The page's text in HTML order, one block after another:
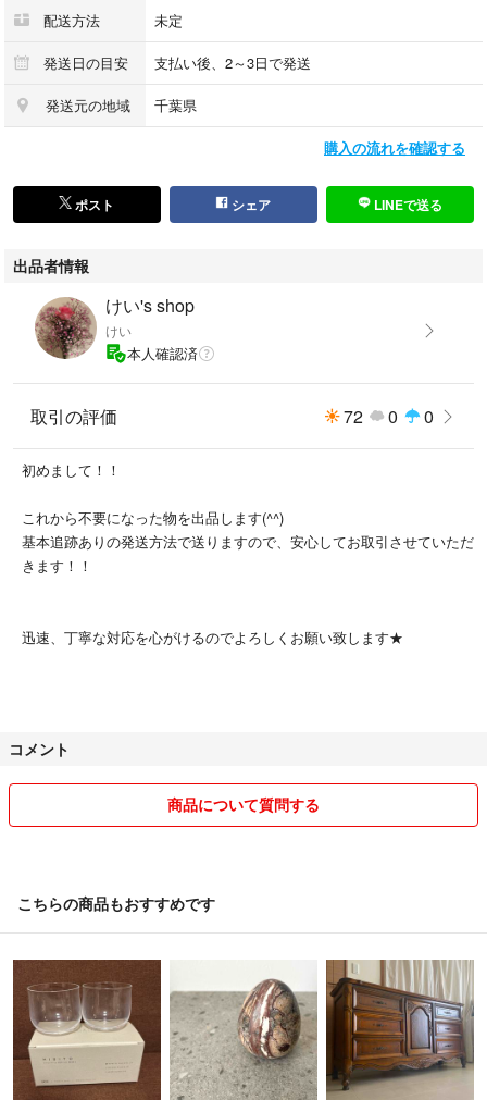
す。直接配送の方が楽々家財便より安く済むのでオススメです。
ACTUS
ロイズアンティークス
Lloyd's Antiques
ジープラン
unico
ブルージュ
COUNTRY HOUSE
カントリーハウス
ボーコンセプト
マスターウォール
コンランショップ
飛騨産業
カンディハウス
カリモク
サルタレッリ
ローラアシュレイ
サイドボード
飾り棚
ドレッサー
コンソール
サイドテーブル
シェルフ
アンティーク家具
ヴィンテージ
配送方法 未定
発送日の目安 支払い後、2～3日で発送
発送元の地域 千葉県
購入の流れを確認する
ポスト シェア LINEで送る
出品者情報
けい's shop
けい
本人確認済
取引の評価 72 0 0
初めまして！！
これから不要になった物を出品します(^^)
基本追跡ありの発送方法で送りますので、安心してお取引させていただ
きます！！
迅速、丁寧な対応を心がけるのでよろしくお願い致します★
コメント
商品について質問する
こちらの商品もおすすめです